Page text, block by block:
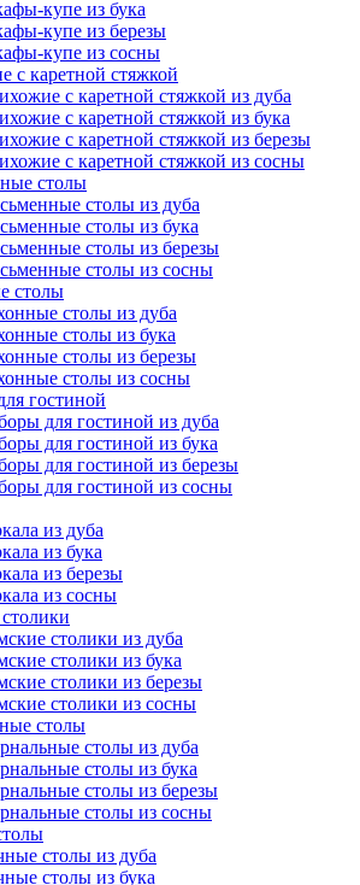
купе из бука
купе из березы
купе из сосны
с каретной стяжкой
с каретной стяжкой из дуба
с каретной стяжкой из бука
с каретной стяжкой из березы
с каретной стяжкой из сосны
столы
столы из дуба
столы из бука
столы из березы
столы из сосны
столы
столы из дуба
столы из бука
столы из березы
столы из сосны
гостиной
для гостиной из дуба
для гостиной из бука
для гостиной из березы
для гостиной из сосны
из дуба
из бука
из березы
из сосны
столики из дуба
столики из бука
столики из березы
столики из сосны
столы
столы из дуба
столы из бука
столы из березы
столы из сосны
столы из дуба
столы из бука